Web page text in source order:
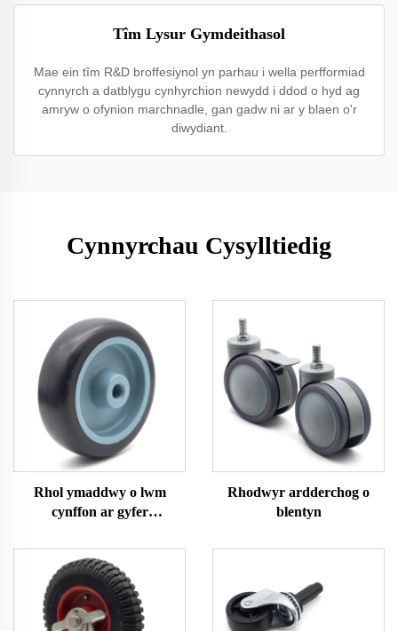
Tîm Lysur Gymdeithasol
Mae ein tîm R&D broffesiynol yn parhau i wella perfformiad
cynnyrch a datblygu cynhyrchion newydd i ddod o hyd ag
amryw o ofynion marchnadle, gan gadw ni ar y blaen o'r
diwydiant.
Cynnyrchau Cysylltiedig
Rhol ymaddwy o lwm
cynffon ar gyfer
Rhodwyr ardderchog o
blentyn